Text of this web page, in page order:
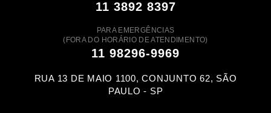
11 3892 8397
PARA EMERGÊNCIAS
(FORA DO HORÁRIO DE ATENDIMENTO)
11 98296-9969
RUA 13 DE MAIO 1100, CONJUNTO 62, SÃO
PAULO - SP